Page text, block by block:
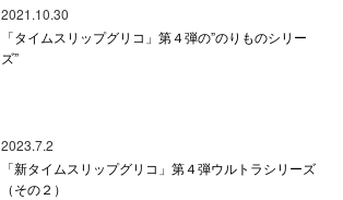
2021.10.30
「タイムスリップグリコ」第４弾の”のりものシリー
ズ”
2023.7.2
「新タイムスリップグリコ」第４弾ウルトラシリーズ
（その２）